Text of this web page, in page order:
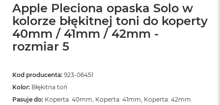
Apple Pleciona opaska Solo w
kolorze błękitnej toni do koperty
40mm / 41mm / 42mm -
rozmiar 5
Kod producenta: 923-06451
Kolor: Błękitna toń
Pasuje do: Koperta: 40mm, Koperta: 41mm, Koperta: 42mm